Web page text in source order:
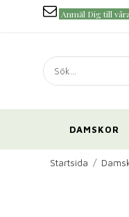
Anmäl Dig till
DAMSKOR
Startsida /